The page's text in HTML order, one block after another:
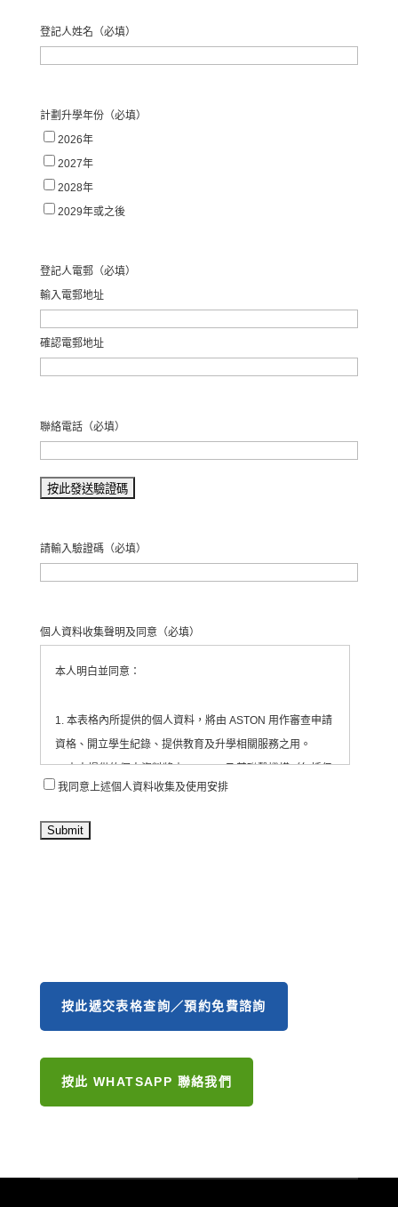
登記人姓名 （必填）
計劃升學年份（必填）
2026年
2027年
2028年
2029年或之後
登記人電郵（必填）
輸入電郵地址
確認電郵地址
聯絡電話（必填）
請輸入驗證碼（必填）
個人資料收集聲明及同意（必填）
本人明白並同意：
1. 本表格內所提供的個人資料，將由 ASTON 用作審查申請
資格、開立學生紀錄、提供教育及升學相關服務之用。
2. 本人提供的個人資料將由 ASTON 及其聯繫機構（包括但
不限於合作教育機構、活動承辦單位等）收集、處理及使
3. ASTON 會將有關資料存放於為每位學生/申請人開設的紀
銷同意，而不影響其他用途的合法處理。
6. 根據《個人資料（私隱）條例》（香港法例第486章），
本人有權要求查閱及更正本人的個人資料。如欲行使上述權
利，請以書面形式（包括電郵）向 ASTON 提出申請，聯絡
方式如下：
電郵：info@aston.edu.hk
人資料真實、準確及完整。
我同意上述個人資料收集及使用安排
按此遞交表格查詢／預約免費諮詢
按此 WHATSAPP 聯絡我們